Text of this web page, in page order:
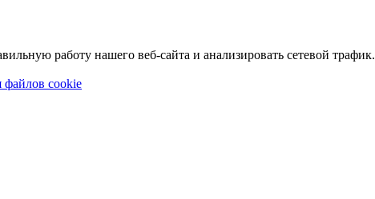
работу нашего веб-сайта и анализировать сетевой трафик.
файлов cookie